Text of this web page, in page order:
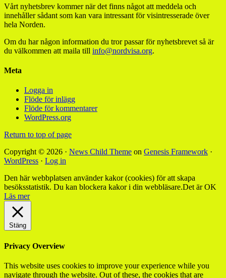
Vårt nyhetsbrev kommer när det finns något att meddela och
innehåller sådant som kan vara intressant för visintresserade över
hela Norden.
Om du har någon information du tror passar för nyhetsbrevet så är
du välkommen att maila till info@nordvisa.org.
Meta
Logga in
Flöde för inlägg
Flöde för kommentarer
WordPress.org
Return to top of page
Copyright © 2026 · News Child Theme on Genesis Framework ·
WordPress · Log in
Den här webbplatsen använder kakor (cookies) för att skapa
besöksstatistik. Du kan blockera kakor i din webbläsare.Det är OK
Läs mer
Stäng
Privacy Overview
This website uses cookies to improve your experience while you
navigate through the website. Out of these, the cookies that are